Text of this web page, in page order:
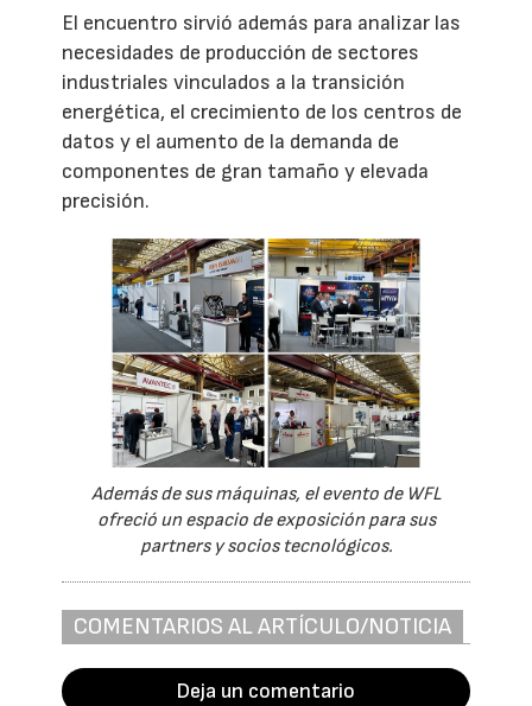
El encuentro sirvió además para analizar las
necesidades de producción de sectores
industriales vinculados a la transición
energética, el crecimiento de los centros de
datos y el aumento de la demanda de
componentes de gran tamaño y elevada
precisión.
Además de sus máquinas, el evento de WFL
ofreció un espacio de exposición para sus
partners y socios tecnológicos.
COMENTARIOS AL ARTÍCULO/NOTICIA
Deja un comentario